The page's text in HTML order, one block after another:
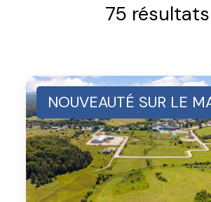
75 résultats
NOUVEAUTÉ SUR LE